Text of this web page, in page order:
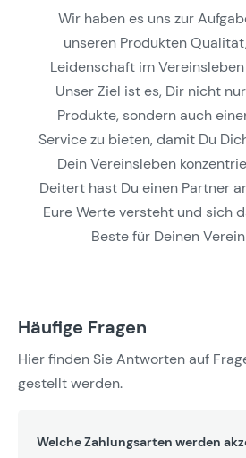
Wir haben es uns zur
unseren Produkten
Leidenschaft im
Unser Ziel ist es, Dir nicht
Produkte, sondern auch
Service zu bieten, damit Du
Dein Vereinsleben
Deitert hast Du einen Partner
Eure Werte versteht und sich
Beste für Deinen
Häufige Fragen
Hier finden Sie Antworten auf
gestellt werden.
Welche Zahlungsarten werden